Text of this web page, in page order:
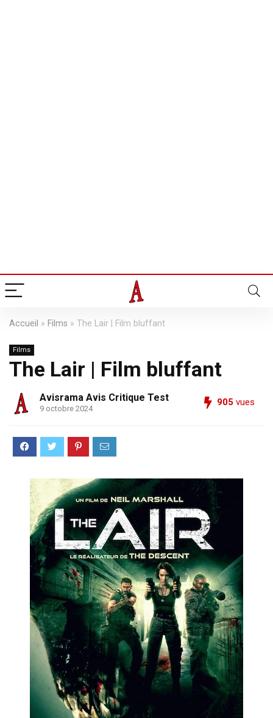
Accueil » Films » The Lair | Film bluffant
Films
The Lair | Film bluffant
Avisrama Avis Critique Test
9 octobre 2024
905 vues